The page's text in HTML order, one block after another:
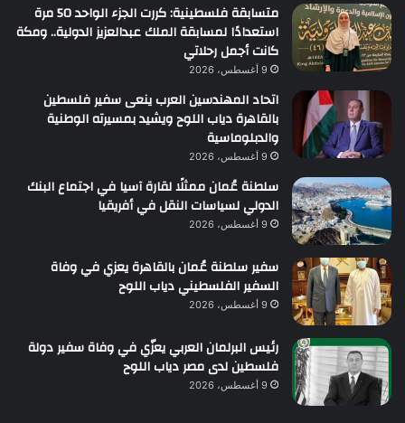
متسابقة فلسطينية: كررت الجزء الواحد 50 مرة
استعدادًا لمسابقة الملك عبدالعزيز الدولية.. ومكة
كانت أجمل رحلاتي
9 أغسطس، 2026
اتحاد المهندسين العرب ينعى سفير فلسطين
بالقاهرة دياب اللوح ويشيد بمسيرته الوطنية
والدبلوماسية
9 أغسطس، 2026
سلطنة عُمان ممثلًا لقارة آسيا في اجتماع البنك
الدولي لسياسات النقل في أفريقيا
9 أغسطس، 2026
سفير سلطنة عُمان بالقاهرة يعزي في وفاة
السفير الفلسطيني دياب اللوح
9 أغسطس، 2026
رئيس البرلمان العربي يعزّي في وفاة سفير دولة
فلسطين لدى مصر دياب اللوح
9 أغسطس، 2026